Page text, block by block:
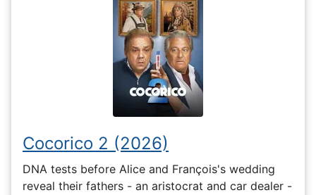
Cocorico 2 (2026)
DNA tests before Alice and François's wedding
reveal their fathers - an aristocrat and car dealer -